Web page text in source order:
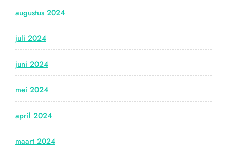
augustus 2024
juli 2024
juni 2024
mei 2024
april 2024
maart 2024